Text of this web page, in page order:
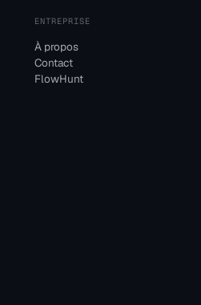
ENTREPRISE
À propos
Contact
FlowHunt